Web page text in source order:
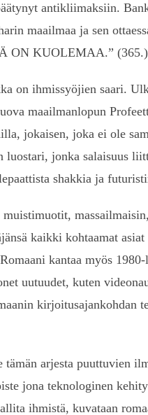
antikliimaksiin.
maailmaa ja sen
ON KUOLEMAA.” (365.)
on ihmissyöjien saari.
maailmanlopun
jokaisen, joka ei ole
luostari, jonka salaisuus
shakkia ja
kaikki kohtaamat asiat
kantaa myös
uutuudet, kuten
kirjoitusajankohdan
arjesta puuttuvien
jona teknologinen
ihmistä, kuvataan